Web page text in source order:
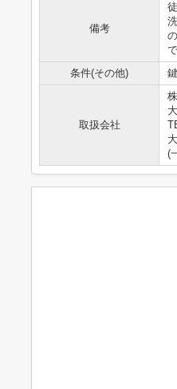
備考
条件(その他)
取扱会社
(